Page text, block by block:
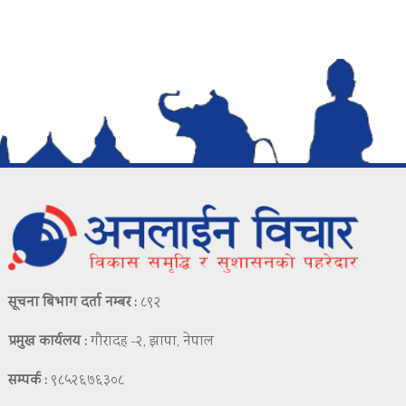
सूचना बिभाग दर्ता नम्बर : ८९२
प्रमुख कार्यलय :गौरादह -२, झापा, नेपाल
सम्पर्क : ९८५२६७६३०८